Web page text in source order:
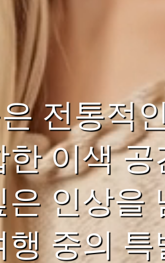
전통적
이색
인상을
중의